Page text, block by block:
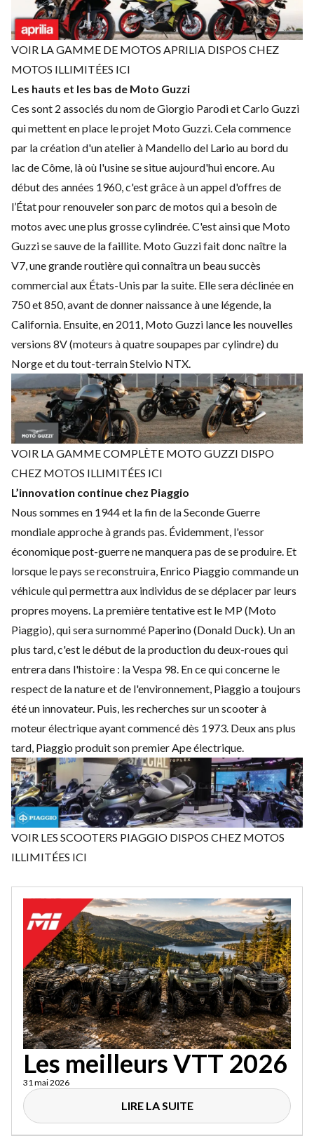
VOIR LA GAMME DE MOTOS APRILIA DISPOS CHEZ
MOTOS ILLIMITÉES ICI
Les hauts et les bas de Moto Guzzi
Ces sont 2 associés du nom de Giorgio Parodi et Carlo Guzzi
qui mettent en place le projet Moto Guzzi. Cela commence
par la création d'un atelier à Mandello del Lario au bord du
lac de Côme, là où l'usine se situe aujourd'hui encore. Au
début des années 1960, c'est grâce à un appel d'offres de
l’État pour renouveler son parc de motos qui a besoin de
motos avec une plus grosse cylindrée. C'est ainsi que Moto
Guzzi se sauve de la faillite. Moto Guzzi fait donc naître la
V7, une grande routière qui connaîtra un beau succès
commercial aux États-Unis par la suite. Elle sera déclinée en
750 et 850, avant de donner naissance à une légende, la
California. Ensuite, en 2011, Moto Guzzi lance les nouvelles
versions 8V (moteurs à quatre soupapes par cylindre) du
Norge et du tout-terrain Stelvio NTX.
VOIR LA GAMME COMPLÈTE MOTO GUZZI DISPO
CHEZ MOTOS ILLIMITÉES ICI
L’innovation continue chez Piaggio
Nous sommes en 1944 et la fin de la Seconde Guerre
mondiale approche à grands pas. Évidemment, l'essor
économique post-guerre ne manquera pas de se produire. Et
lorsque le pays se reconstruira, Enrico Piaggio commande un
véhicule qui permettra aux individus de se déplacer par leurs
propres moyens. La première tentative est le MP (Moto
Piaggio), qui sera surnommé Paperino (Donald Duck). Un an
plus tard, c'est le début de la production du deux-roues qui
entrera dans l'histoire : la Vespa 98. En ce qui concerne le
respect de la nature et de l'environnement, Piaggio a toujours
été un innovateur. Puis, les recherches sur un scooter à
moteur électrique ayant commencé dès 1973. Deux ans plus
tard, Piaggio produit son premier Ape électrique.
VOIR LES SCOOTERS PIAGGIO DISPOS CHEZ MOTOS
ILLIMITÉES ICI
Les meilleurs VTT 2026
31 mai 2026
LIRE LA SUITE